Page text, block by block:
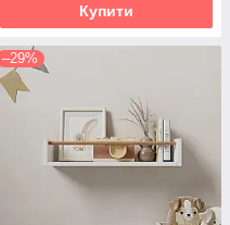
Купити
–29%